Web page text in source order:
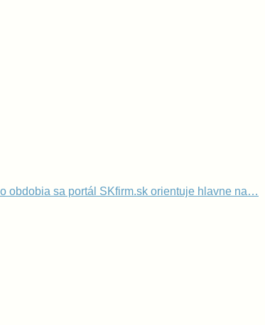
obdobia sa portál SKfirm.sk orientuje hlavne na…